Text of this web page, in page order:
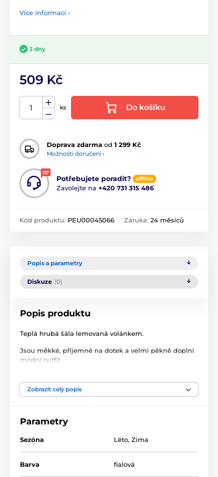
Více informací ›
3 dny
509 Kč
ks Do košíku
Doprava zdarma od 1 299 Kč
Možnosti doručení ›
Potřebujete poradit? offline
Zavolejte na +420 731 315 486
Kód produktu: PEU00045066 Záruka: 24 měsíců
Popis a parametry
Diskuze (0)
Popis produktu
Teplá hrubá šála lemovaná volánkem.
Jsou měkké, příjemné na dotek a velmi pěkně doplní
módní outfit.
100% akryl
Produkt je zařazen v kategoriích
Zobrazit celý popis
Parametry
Sezóna Léto, Zima
Barva fialová